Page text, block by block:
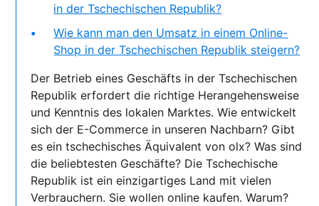
in der Tschechischen Republik?
Wie kann man den Umsatz in einem Online-
Shop in der Tschechischen Republik steigern?
Der Betrieb eines Geschäfts in der Tschechischen
Republik erfordert die richtige Herangehensweise
und Kenntnis des lokalen Marktes. Wie entwickelt
sich der E-Commerce in unseren Nachbarn? Gibt
es ein tschechisches Äquivalent von olx? Was sind
die beliebtesten Geschäfte? Die Tschechische
Republik ist ein einzigartiges Land mit vielen
Verbrauchern. Sie wollen online kaufen. Warum?